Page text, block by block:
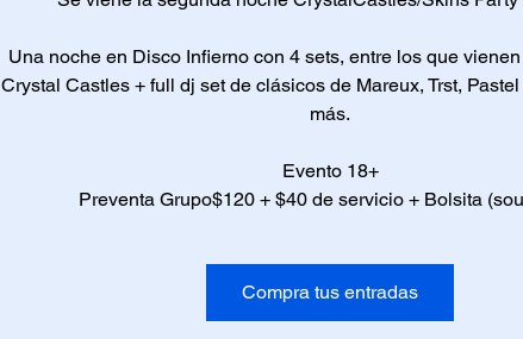
Una noche en Disco Infierno con 4 sets, entre los que
Crystal Castles + full dj set de clásicos de Mareux, Trst,
más.
Evento 18+
Preventa Grupo$120 + $40 de servicio + Bolsita
Compra tus entradas